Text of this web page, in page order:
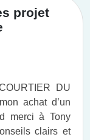
projet
DU
achat d’un
merci à Tony
clairs et